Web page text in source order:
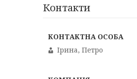
Контакти
Ірина, Петро